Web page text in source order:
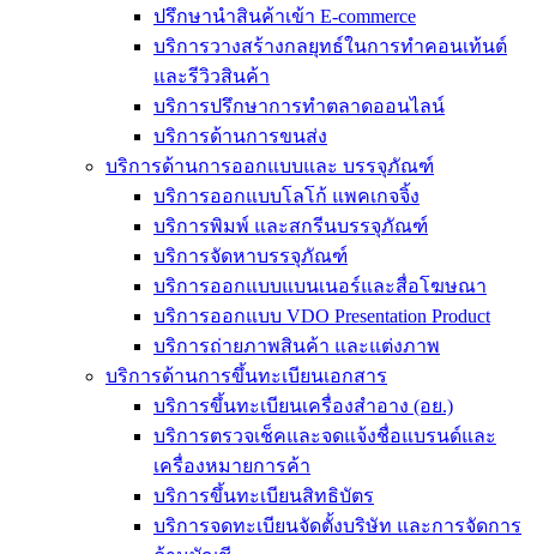
ปรึกษานำสินค้าเข้า E-commerce
บริการวางสร้างกลยุทธ์ในการทำคอนเท้นต์
และรีวิวสินค้า
บริการปรึกษาการทำตลาดออนไลน์
บริการด้านการขนส่ง
บริการด้านการออกแบบและ บรรจุภัณฑ์
บริการออกแบบโลโก้ แพคเกจจิ้ง
บริการพิมพ์ และสกรีนบรรจุภัณฑ์
บริการจัดหาบรรจุภัณฑ์
บริการออกแบบแบนเนอร์และสื่อโฆษณา
บริการออกแบบ VDO Presentation Product
บริการถ่ายภาพสินค้า และแต่งภาพ
บริการด้านการขึ้นทะเบียนเอกสาร
บริการขึ้นทะเบียนเครื่องสำอาง (อย.)
บริการตรวจเช็คและจดแจ้งชื่อแบรนด์และ
เครื่องหมายการค้า
บริการขึ้นทะเบียนสิทธิบัตร
บริการจดทะเบียนจัดตั้งบริษัท และการจัดการ